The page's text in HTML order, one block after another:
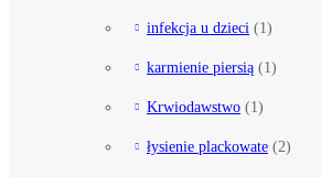
infekcja u dzieci (1)
karmienie piersią (1)
Krwiodawstwo (1)
łysienie plackowate (2)